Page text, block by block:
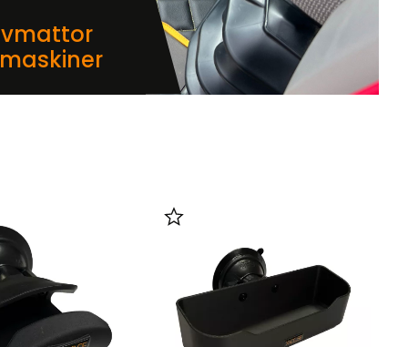
Lägg till i favoriter